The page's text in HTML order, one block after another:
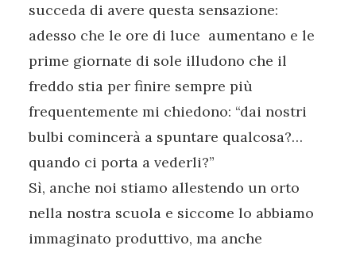
succeda di avere questa sensazione:
adesso che le ore di luce aumentano e le
prime giornate di sole illudono che il
freddo stia per finire sempre più
frequentemente mi chiedono: “dai nostri
bulbi comincerà a spuntare qualcosa?…
quando ci porta a vederli?”
Sì, anche noi stiamo allestendo un orto
nella nostra scuola e siccome lo abbiamo
immaginato produttivo, ma anche